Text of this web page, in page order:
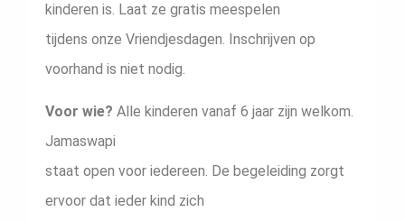
kinderen is. Laat ze gratis meespelen
tijdens onze Vriendjesdagen. Inschrijven op
voorhand is niet nodig.
Voor wie? Alle kinderen vanaf 6 jaar zijn welkom.
Jamaswapi
staat open voor iedereen. De begeleiding zorgt
ervoor dat ieder kind zich